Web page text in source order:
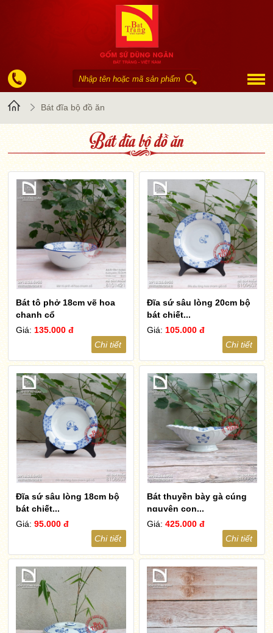
TrangBát đĩa bộ đồ ăn
Bát đĩa bộ đồ ăn
Bát tô phở 18cm vẽ hoa
chanh cổ
Giá:135.000 đ
Chi tiết
Đĩa sứ sâu lòng 20cm bộ
bát chiết...
Giá:105.000 đ
Chi tiết
Đĩa sứ sâu lòng 18cm bộ
bát chiết...
Giá:95.000 đ
Chi tiết
Bát thuyền bày gà cúng
nguyên con...
Giá:425.000 đ
Chi tiết